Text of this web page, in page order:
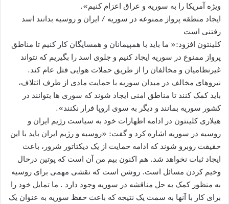
ویژه آمریکا را به سوریه و عراق اعزام کنیم».
ایجاد منطقه پرواز ممنوعه در سوریه / ایران و روسیه بدانند اسد
رفتنی است
کلینتون افزود:« ما باید با همپیمانان و همسایگان کار کنیم تا مناطق
پرواز ممنوع در سوریه ایجاد کنیم و جلوی اسد را بگیریم که نتواند
غیرنظامیان و مخالفان را از طریق حملات هوایی قتل عام کند.
نیروهای مخالف در میدان سوریه با حمایت مادی از طرف ائتلاف،
باید کمک کنند تا مناطق امنی ایجاد شوند که سوری ها بتوانند در
کشور سوریه بمانند و دیگر به سوی اروپا فرار نکنند».
هیلاری کلینتون در ادامه اظهارات خود به سیاست رژیم ایران و
روسیه در سوریه اشاره کرد و گفت: «روسیه و رژیم ایران باید با این
حقیقت روبرو شوند که ادامه حمایت از یک دیکتاتور شرور، باعث
ایجاد ثبات نخواهد شد. هم اکنون بیم من آن است که پوتین درحال
وخیم کردن مسائل است. روشن است که نقشی مهمی برای روسیه
به منظور کمک به حل مناقشه در سوریه وجود دارد . ما تمایل خود را
برای کار با آنها به سمت یک نتیجه که باعث حفظ سوریه به عنوان یک